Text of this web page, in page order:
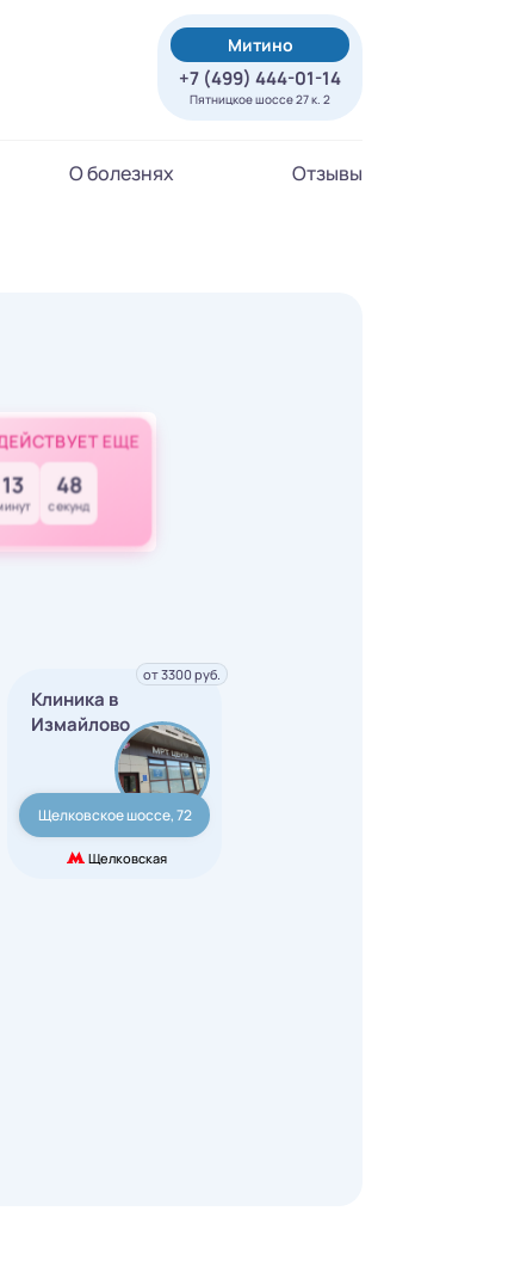
Митино
+7 (499) 444-01-14
Пятницкое шоссе 27 к. 2
О болезнях Отзывы
ЕЩЕ
13 46
секунд
Клиника в
Измайлово
Щелковское шоссе, 72
Щелковская
от 3300 руб.